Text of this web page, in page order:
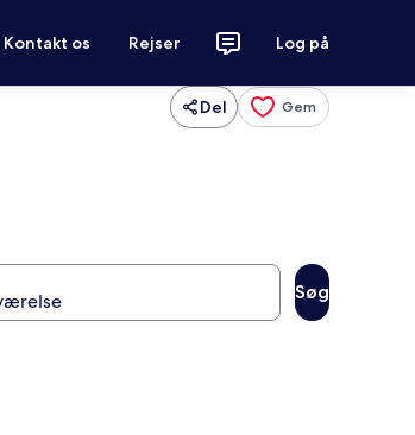
Kontakt os Rejser Log på
Del Gem
Søg